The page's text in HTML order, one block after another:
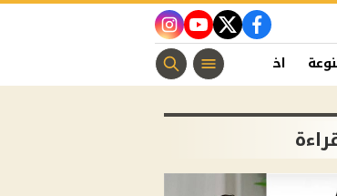
facebook
twitter
youtube
instagram
اخبار الفن منوعات مسيحية